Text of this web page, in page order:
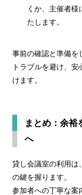
くか、主催者様
たします。
事前の確認と準備を
トラブルを避け、
けます。
まとめ：余裕
へ
貸し会議室の利用は
の鍵を握ります。
参加者への丁寧な案